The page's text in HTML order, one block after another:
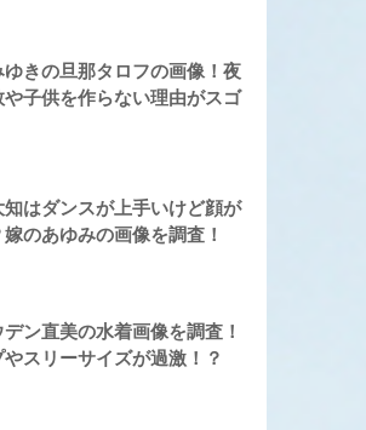
ゆきの旦那タロフの画像！夜
や子供を作らない理由がスゴ
知はダンスが上手いけど顔が
のあゆみの画像を調査！
デン直美の水着画像を調査！
やスリーサイズが過激！？